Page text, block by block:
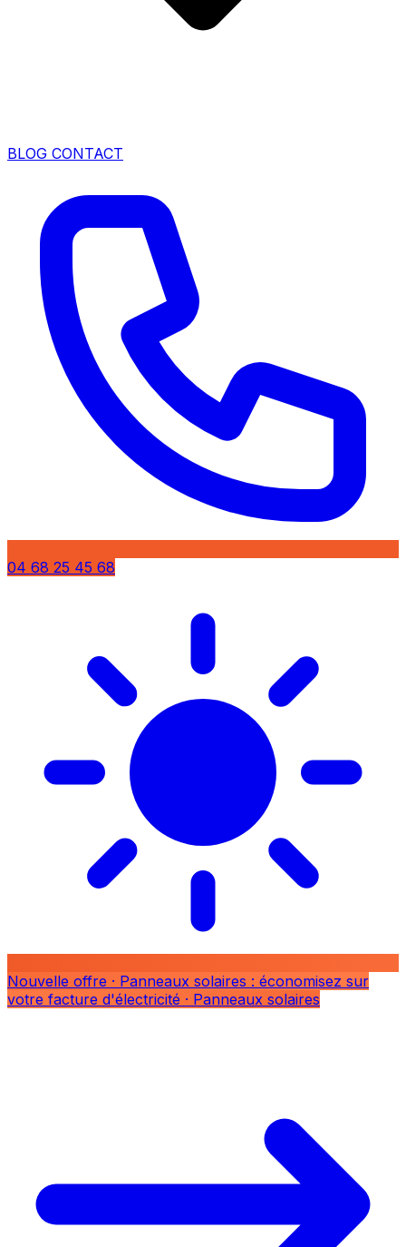
BLOG CONTACT
04 68 25 45 68
Nouvelle offre · Panneaux solaires : économisez sur
votre facture d'électricité · Panneaux solaires